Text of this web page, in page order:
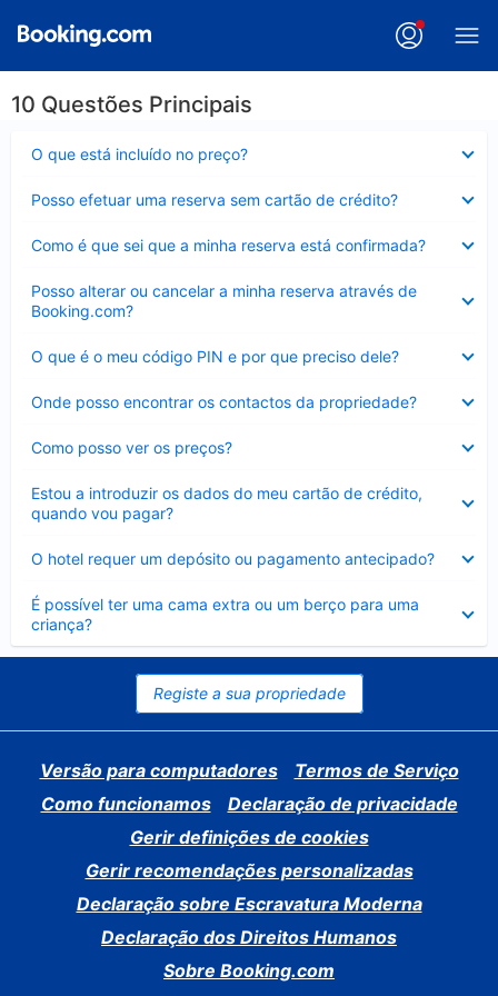
10 Questões Principais
O que está incluído no preço?
fechado
Posso efetuar uma reserva sem cartão de crédito?
fechado
Como é que sei que a minha reserva está confirmada?
fechado
Posso alterar ou cancelar a minha reserva através de
Booking.com?
fechado
O que é o meu código PIN e por que preciso dele?
fechado
Onde posso encontrar os contactos da propriedade?
fechado
Como posso ver os preços?
fechado
Estou a introduzir os dados do meu cartão de crédito,
quando vou pagar?
fechado
O hotel requer um depósito ou pagamento antecipado?
fechado
É possível ter uma cama extra ou um berço para uma
criança?
Elemento
fechado
Registe a sua propriedade
Versão para computadores
Termos de Serviço
Como funcionamos
Declaração de privacidade
Gerir definições de cookies
Gerir recomendações personalizadas
Declaração sobre Escravatura Moderna
Declaração dos Direitos Humanos
Sobre Booking.com